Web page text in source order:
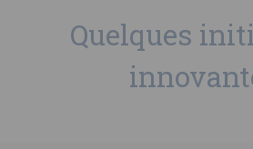
Quelques